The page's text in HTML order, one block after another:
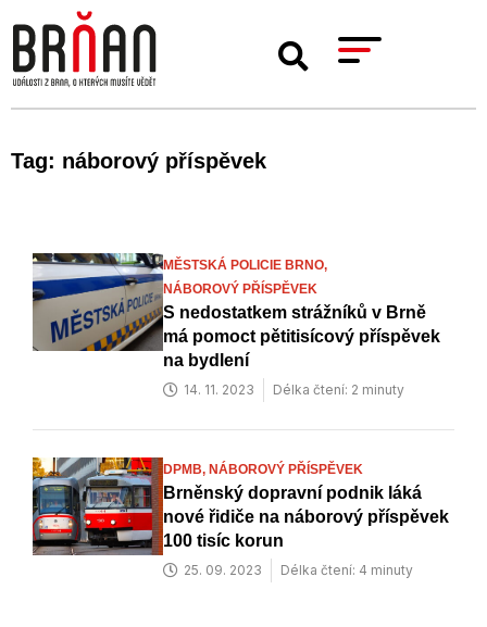
Tag: náborový příspěvek
MĚSTSKÁ POLICIE BRNO,
NÁBOROVÝ PŘÍSPĚVEK
S nedostatkem strážníků v Brně
má pomoct pětitisícový příspěvek
na bydlení
14. 11. 2023 Délka čtení: 2 minuty
DPMB, NÁBOROVÝ PŘÍSPĚVEK
Brněnský dopravní podnik láká
nové řidiče na náborový příspěvek
100 tisíc korun
25. 09. 2023 Délka čtení: 4 minuty